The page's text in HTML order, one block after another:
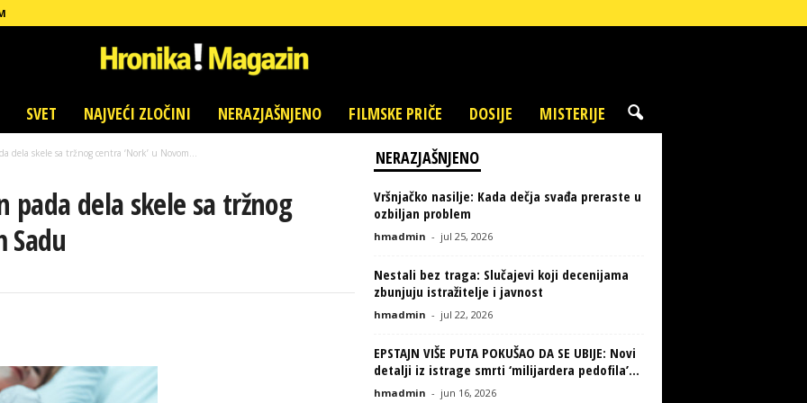
SVET NAJVEĆI ZLOČINI NERAZJAŠNJENO FILMSKE PRIČE DOSIJE MISTERIJE
dela skele sa tržnog centra ‘Nork’ u Novom...
pada dela skele sa tržnog
Sadu
NERAZJAŠNJENO
Vršnjačko nasilje: Kada dečja svađa preraste u
ozbiljan problem
hmadmin - jul 25, 2026
Nestali bez traga: Slučajevi koji decenijama
zbunjuju istražitelje i javnost
hmadmin - jul 22, 2026
EPSTAJN VIŠE PUTA POKUŠAO DA SE UBIJE: Novi
detalji iz istrage smrti ‘milijardera pedofila’...
hmadmin - jun 16, 2026